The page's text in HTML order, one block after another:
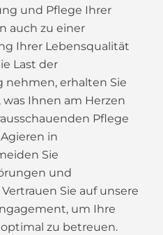
und Pflege Ihrer
auch zu einer
Ihrer Lebensqualität
Last der
erhalten Sie
Ihnen am Herzen
Pflege
in
Sie
und
Sie auf unsere
um Ihre
zu betreuen.